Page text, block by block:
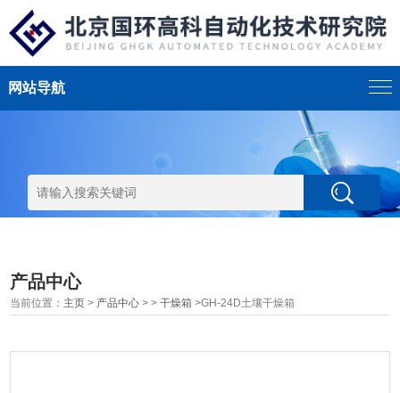
网站导航
产品中心
当前位置： 主页 > 产品中心 > >干燥箱 >GH-24D土壤干燥箱